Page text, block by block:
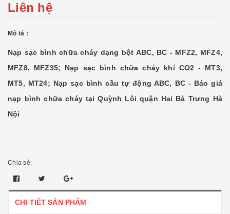
Liên hệ
Mô tả :
Nạp sạc bình chữa cháy dạng bột ABC, BC - MFZ2, MFZ4,
MFZ8, MFZ35; Nạp sạc bình chữa cháy khí CO2 - MT3,
MT5, MT24; Nạp sạc bình cầu tự động ABC, BC - Báo giá
nạp bình chữa cháy tại Quỳnh Lôi quận Hai Bà Trưng Hà
Nội
Chia sẻ:
CHI TIẾT SẢN PHẨM